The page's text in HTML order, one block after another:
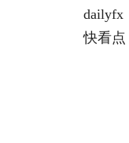
dailyfx
快看